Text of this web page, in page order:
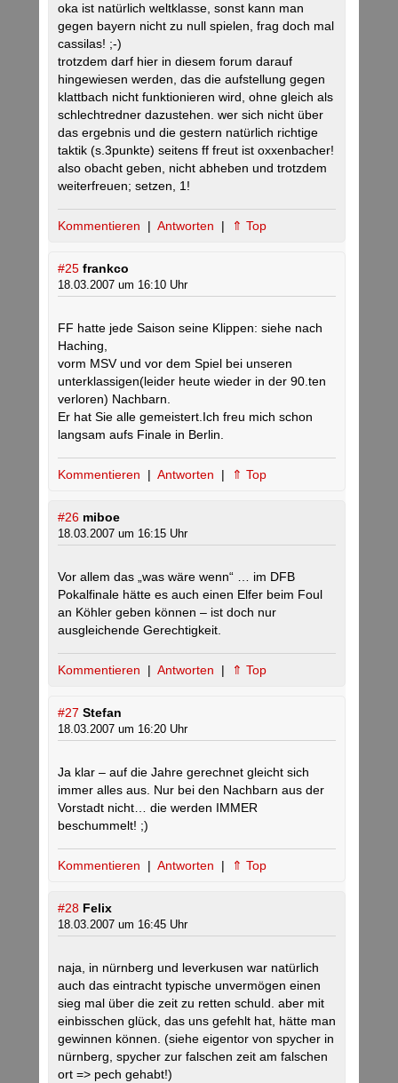
oka ist natürlich weltklasse, sonst kann man
gegen bayern nicht zu null spielen, frag doch mal
cassilas! ;-)
trotzdem darf hier in diesem forum darauf
hingewiesen werden, das die aufstellung gegen
klattbach nicht funktionieren wird, ohne gleich als
schlechtredner dazustehen. wer sich nicht über
das ergebnis und die gestern natürlich richtige
taktik (s.3punkte) seitens ff freut ist oxxenbacher!
also obacht geben, nicht abheben und trotzdem
weiterfreuen; setzen, 1!
Kommentieren | Antworten | ⇑ Top
#25 frankco
18.03.2007 um 16:10 Uhr
FF hatte jede Saison seine Klippen: siehe nach
Haching,
vorm MSV und vor dem Spiel bei unseren
unterklassigen(leider heute wieder in der 90.ten
verloren) Nachbarn.
Er hat Sie alle gemeistert.Ich freu mich schon
langsam aufs Finale in Berlin.
Kommentieren | Antworten | ⇑ Top
#26 miboe
18.03.2007 um 16:15 Uhr
Vor allem das „was wäre wenn“ … im DFB
Pokalfinale hätte es auch einen Elfer beim Foul
an Köhler geben können – ist doch nur
ausgleichende Gerechtigkeit.
Kommentieren | Antworten | ⇑ Top
#27 Stefan
18.03.2007 um 16:20 Uhr
Ja klar – auf die Jahre gerechnet gleicht sich
immer alles aus. Nur bei den Nachbarn aus der
Vorstadt nicht… die werden IMMER
beschummelt! ;)
Kommentieren | Antworten | ⇑ Top
#28 Felix
18.03.2007 um 16:45 Uhr
naja, in nürnberg und leverkusen war natürlich
auch das eintracht typische unvermögen einen
sieg mal über die zeit zu retten schuld. aber mit
einbisschen glück, das uns gefehlt hat, hätte man
gewinnen können. (siehe eigentor von spycher in
nürnberg, spycher zur falschen zeit am falschen
ort => pech gehabt!)